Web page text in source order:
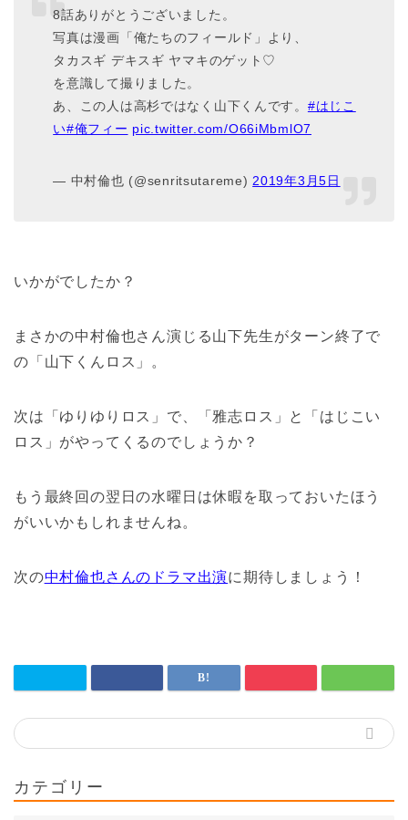
8話ありがとうございました。
写真は漫画「俺たちのフィールド」より、
タカスギ デキスギ ヤマキのゲット♡
を意識して撮りました。
あ、この人は高杉ではなく山下くんです。 #はじこ
い#俺フィー pic.twitter.com/O66iMbmlO7
— 中村倫也 (@senritsutareme) 2019年3月5日
いかがでしたか？
まさかの中村倫也さん演じる山下先生がターン終了で
の「山下くんロス」。
次は「ゆりゆりロス」で、「雅志ロス」と「はじこい
ロス」がやってくるのでしょうか？
もう最終回の翌日の水曜日は休暇を取っておいたほう
がいいかもしれませんね。
次の中村倫也さんのドラマ出演に期待しましょう！
カテゴリー